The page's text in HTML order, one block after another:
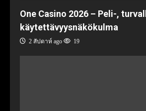
One Casino 2026 – Peli-,
käytettävyysnäkökulma
2 สัปดาห์ ago 19